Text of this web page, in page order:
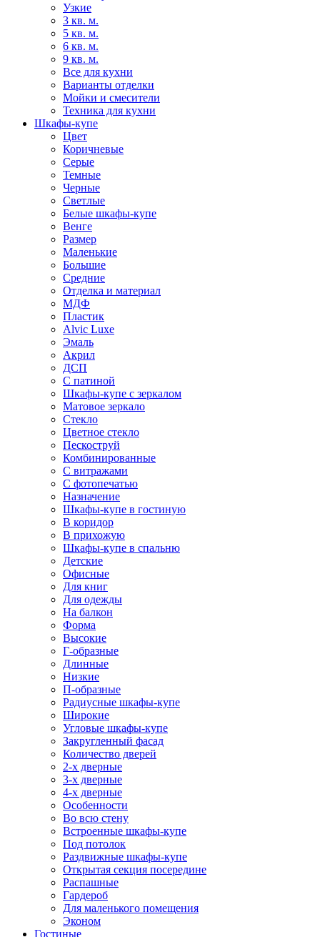
Узкие
3 кв. м.
5 кв. м.
6 кв. м.
9 кв. м.
Все для кухни
Варианты отделки
Мойки и смесители
Техника для кухни
Шкафы-купе
Цвет
Коричневые
Серые
Темные
Черные
Светлые
Белые шкафы-купе
Венге
Размер
Маленькие
Большие
Средние
Отделка и материал
МДФ
Пластик
Alvic Luxe
Эмаль
Акрил
ДСП
С патиной
Шкафы-купе с зеркалом
Матовое зеркало
Стекло
Цветное стекло
Пескоструй
Комбинированные
С витражами
С фотопечатью
Назначение
Шкафы-купе в гостиную
В коридор
В прихожую
Шкафы-купе в спальню
Детские
Офисные
Для книг
Для одежды
На балкон
Форма
Высокие
Г-образные
Длинные
Низкие
П-образные
Радиусные шкафы-купе
Широкие
Угловые шкафы-купе
Закругленный фасад
Количество дверей
2-х дверные
3-х дверные
4-х дверные
Особенности
Во всю стену
Встроенные шкафы-купе
Под потолок
Раздвижные шкафы-купе
Открытая секция посередине
Распашные
Гардероб
Для маленького помещения
Эконом
Гостиные